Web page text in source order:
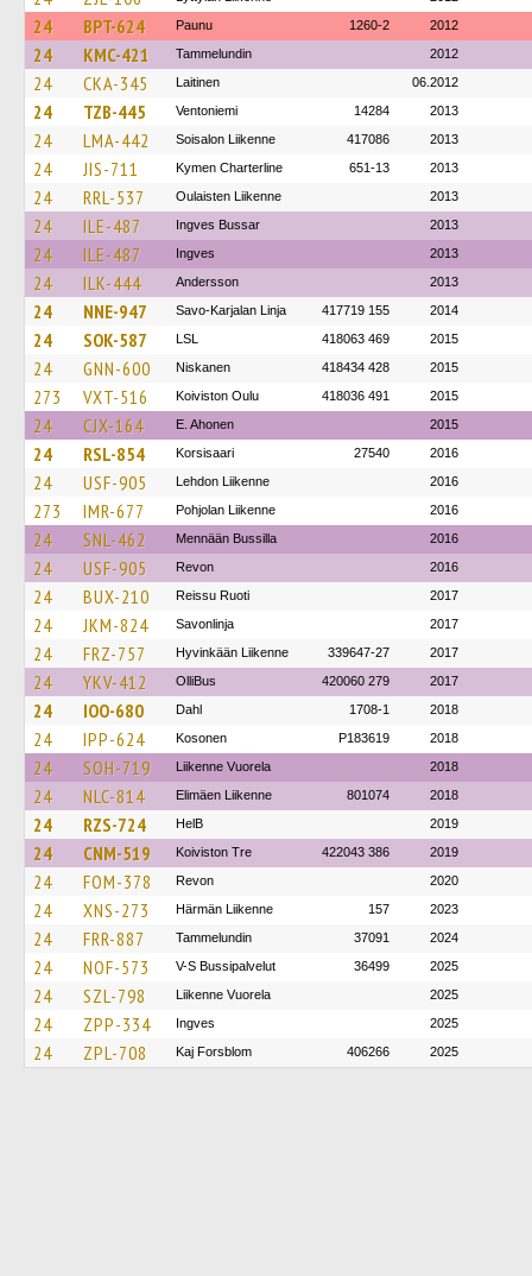
24 BPT-624 Paunu 1260-2 2012
24 KMC-421 Tammelundin 2012
24 CKA-345 Laitinen 06.2012
24 TZB-445 Ventoniemi 14284 2013
24 LMA-442 Soisalon Liikenne 417086 2013
24 JIS-711 Kymen Charterline 651-13 2013
24 RRL-537 Oulaisten Liikenne 2013
24 ILE-487 Ingves Bussar 2013
24 ILE-487 Ingves 2013
24 ILK-444 Andersson 2013
24 NNE-947 Savo-Karjalan Linja 417719 155 2014
24 SOK-587 LSL 418063 469 2015
24 GNN-600 Niskanen 418434 428 2015
273 VXT-516 Koiviston Oulu 418036 491 2015
24 CJX-164 E. Ahonen 2015
24 RSL-854 Korsisaari 27540 2016
24 USF-905 Lehdon Liikenne 2016
273 IMR-677 Pohjolan Liikenne 2016
24 SNL-462 Mennään Bussilla 2016
24 USF-905 Revon 2016
24 BUX-210 Reissu Ruoti 2017
24 JKM-824 Savonlinja 2017
24 FRZ-757 Hyvinkään Liikenne 339647-27 2017
24 YKV-412 OlliBus 420060 279 2017
24 IOO-680 Dahl 1708-1 2018
24 IPP-624 Kosonen P183619 2018
24 SOH-719 Liikenne Vuorela 2018
24 NLC-814 Elimäen Liikenne 801074 2018
24 RZS-724 HelB 2019
24 CNM-519 Koiviston Tre 422043 386 2019
24 FOM-378 Revon 2020
24 XNS-273 Härmän Liikenne 157 2023
24 FRR-887 Tammelundin 37091 2024
24 NOF-573 V-S Bussipalvelut 36499 2025
24 SZL-798 Liikenne Vuorela 2025
24 ZPP-334 Ingves 2025
24 ZPL-708 Kaj Forsblom 406266 2025